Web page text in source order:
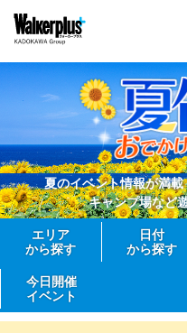
夏のイベント情報が満
キャンプ場など
エリア
から探す
日付
から探す
今日開催
イベント